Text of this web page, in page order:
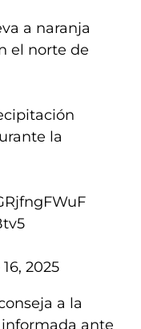
a naranja
el norte de
la
2025
a la
ante